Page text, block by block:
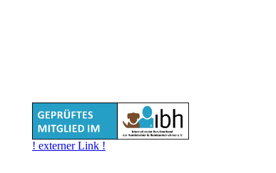
! externer Link !